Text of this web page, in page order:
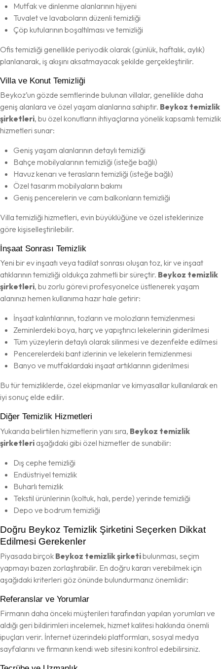
Mutfak ve dinlenme alanlarının hijyeni
Tuvalet ve lavaboların düzenli temizliği
Çöp kutularının boşaltılması ve temizliği
Ofis temizliği genellikle periyodik olarak (günlük, haftalık, aylık)
planlanarak, iş akışını aksatmayacak şekilde gerçekleştirilir.
Villa ve Konut Temizliği
Beykoz’un gözde semtlerinde bulunan villalar, genellikle daha
geniş alanlara ve özel yaşam alanlarına sahiptir. Beykoz temizlik
şirketleri, bu özel konutların ihtiyaçlarına yönelik kapsamlı temizlik
hizmetleri sunar:
Geniş yaşam alanlarının detaylı temizliği
Bahçe mobilyalarının temizliği (isteğe bağlı)
Havuz kenarı ve terasların temizliği (isteğe bağlı)
Özel tasarım mobilyaların bakımı
Geniş pencerelerin ve cam balkonların temizliği
Villa temizliği hizmetleri, evin büyüklüğüne ve özel isteklerinize
göre kişiselleştirilebilir.
İnşaat Sonrası Temizlik
Yeni bir ev inşaatı veya tadilat sonrası oluşan toz, kir ve inşaat
atıklarının temizliği oldukça zahmetli bir süreçtir. Beykoz temizlik
şirketleri, bu zorlu görevi profesyonelce üstlenerek yaşam
alanınızı hemen kullanıma hazır hale getirir:
İnşaat kalıntılarının, tozların ve molozların temizlenmesi
Zeminlerdeki boya, harç ve yapıştırıcı lekelerinin giderilmesi
Tüm yüzeylerin detaylı olarak silinmesi ve dezenfekte edilmesi
Pencerelerdeki bant izlerinin ve lekelerin temizlenmesi
Banyo ve mutfaklardaki inşaat artıklarının giderilmesi
Bu tür temizliklerde, özel ekipmanlar ve kimyasallar kullanılarak en
iyi sonuç elde edilir.
Diğer Temizlik Hizmetleri
Yukarıda belirtilen hizmetlerin yanı sıra, Beykoz temizlik
şirketleri aşağıdaki gibi özel hizmetler de sunabilir:
Dış cephe temizliği
Endüstriyel temizlik
Buharlı temizlik
Tekstil ürünlerinin (koltuk, halı, perde) yerinde temizliği
Depo ve bodrum temizliği
Doğru Beykoz Temizlik Şirketini Seçerken Dikkat
Edilmesi Gerekenler
Piyasada birçok Beykoz temizlik şirketibulunması, seçim
yapmayı bazen zorlaştırabilir. En doğru kararı verebilmek için
aşağıdaki kriterleri göz önünde bulundurmanız önemlidir:
Referanslar ve Yorumlar
Firmanın daha önceki müşterileri tarafından yapılan yorumları ve
aldığı geri bildirimleri incelemek, hizmet kalitesi hakkında önemli
ipuçları verir. İnternet üzerindeki platformları, sosyal medya
sayfalarını ve firmanın kendi web sitesini kontrol edebilirsiniz.